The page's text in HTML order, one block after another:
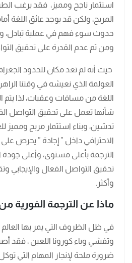
استثمار ناجح ومميز، فقد يرغب
المربح، ولكن قد يوجد عائق اللغة
حدوث سوء فهم في عملية تبادل،
ومن ثم عدم القدرة على تحقيق
حيث أنه لم تعد مكان للحدود
العولمة الذي نعيشه في وقتنا
اللغة من مسافات وعقبات، لذا
شأنها تعمل على تحقيق التواصل
تدشين، وبناء استثمار مربح ومميز
الاحترافي داخل ” إجادة ” يحرص
الترجمة بأعلى مستوى، وأعلى
تحقيق التواصل الفعال والإيجابي
وأكثر.
ماذا عن الترجمة الفورية
في ظل الظروف التي يمر بها العالم
وتفشي وباء كورونا اللعين ، فقد
ضرورة ملحة لإنجاز المهام التي